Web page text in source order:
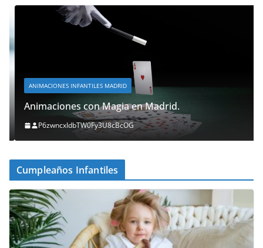
ANIMACIONES INFANTILES MADRID
Animaciones con Magia en Madrid.
P6zwncxIdbTW0Fy3U8cBcOG
Cumpleaños Infantiles